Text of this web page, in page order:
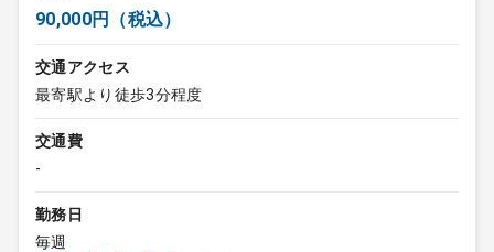
90,000円（税込）
交通アクセス
最寄駅より徒歩3分程度
交通費
-
勤務日
毎週